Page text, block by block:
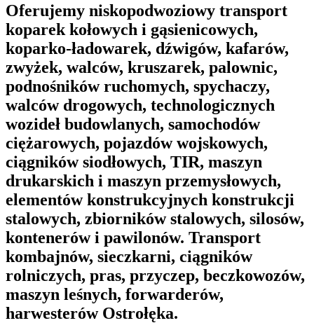
Oferujemy niskopodwoziowy transport
koparek kołowych i gąsienicowych,
koparko-ładowarek, dźwigów, kafarów,
zwyżek, walców, kruszarek, palownic,
podnośników ruchomych, spychaczy,
walców drogowych, technologicznych
wozideł budowlanych, samochodów
ciężarowych, pojazdów wojskowych,
ciągników siodłowych, TIR, maszyn
drukarskich i maszyn przemysłowych,
elementów konstrukcyjnych konstrukcji
stalowych, zbiorników stalowych, silosów,
kontenerów i pawilonów. Transport
kombajnów, sieczkarni, ciągników
rolniczych, pras, przyczep, beczkowozów,
maszyn leśnych, forwarderów,
harwesterów Ostrołęka.